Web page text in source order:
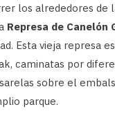
los alrededores de
Represa de Canelón
Esta vieja represa
caminatas por
sobre el
parque.